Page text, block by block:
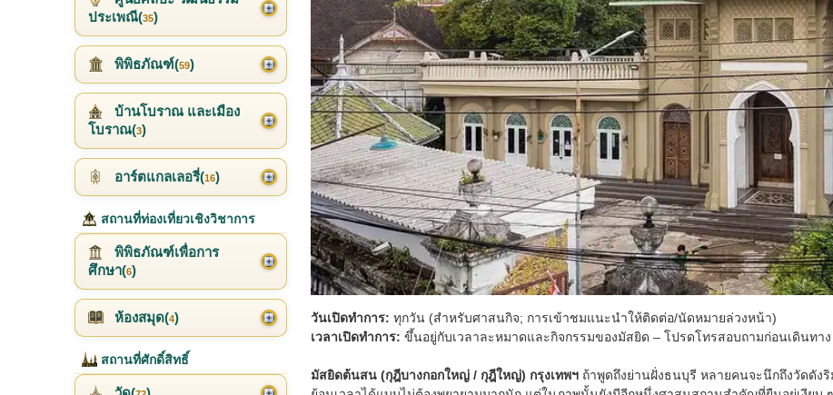
วันเปิดทำการ: ทุกวัน (สำหรับศาสนกิจ; การเข้าชมแนะนำให้ติดต่อ/นัดหมายล่วงหน้า)
เวลาเปิดทำการ: ขึ้นอยู่กับเวลาละหมาดและกิจกรรมของมัสยิด – โปรดโทรสอบถามก่อนเดินทาง
มัสยิดต้นสน (กุฎีบางกอกใหญ่ / กุฎีใหญ่) กรุงเทพฯ ถ้าพูดถึงย่านฝั่งธนบุรี หลายคนจะนึกถึงวัดดัง
ประเพณี(35)
พิพิธภัณฑ์(59)
บ้านโบราณ และเมือง
โบราณ(3)
อาร์ตแกลเลอรี่(16)
สถานที่ท่องเที่ยวเชิงวิชาการ
พิพิธภัณฑ์เพื่อการ
ศึกษา(6)
ห้องสมุด(4)
สถานที่ศักดิ์สิทธิ์